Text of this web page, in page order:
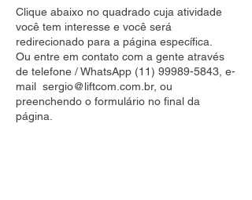
Clique abaixo no quadrado cuja atividade
você tem interesse e você será
redirecionado para a página específica.
Ou entre em contato com a gente através
de telefone / WhatsApp (11) 99989-5843 , e-
mail sergio@liftcom.com.br, ou
preenchendo o formulário no final da
página.